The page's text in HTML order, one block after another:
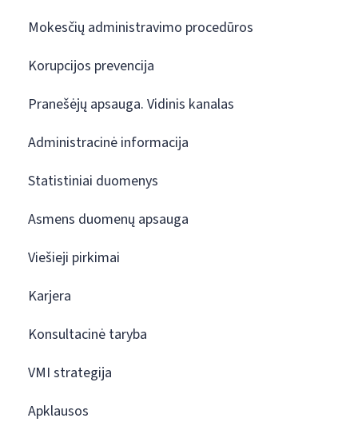
Mokesčių administravimo procedūros
Korupcijos prevencija
Pranešėjų apsauga. Vidinis kanalas
Administracinė informacija
Statistiniai duomenys
Asmens duomenų apsauga
Viešieji pirkimai
Karjera
Konsultacinė taryba
VMI strategija
Apklausos